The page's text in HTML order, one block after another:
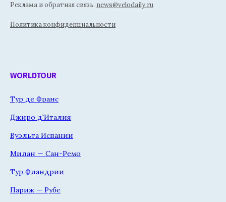
Реклама и обратная связь: news@velodaily.ru
Политика конфиденциальности
WORLDTOUR
Тур де Франс
Джиро д'Италия
Вуэльта Испании
Милан — Сан-Ремо
Тур Фландрии
Париж — Рубе